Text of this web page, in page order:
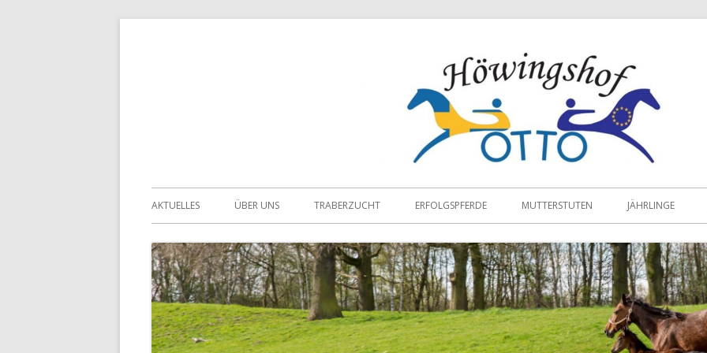
Primäres
Menü
AKTUELLES ÜBER UNS TRABERZUCHT ERFOLGSPFERDE MUTTERSTUTEN JÄHRLINGE